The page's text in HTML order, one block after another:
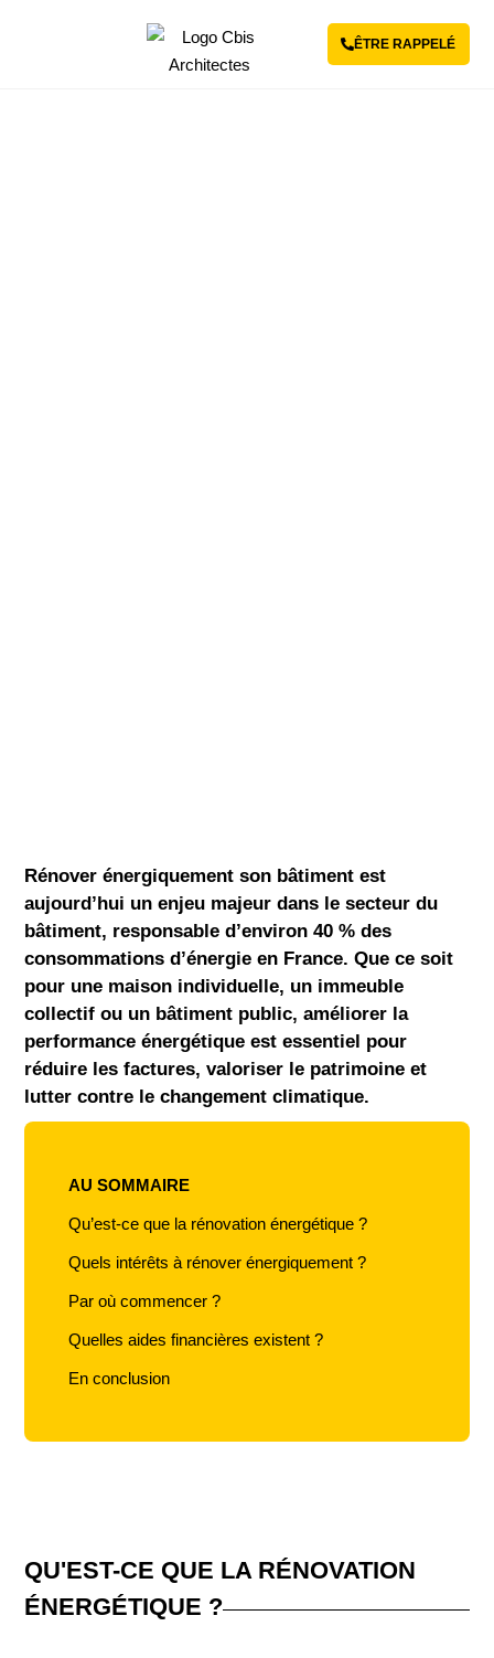
ÊTRE RAPPELÉ
Rénover énergiquement son bâtiment est
aujourd’hui unenjeu majeur dans le secteur du
bâtiment, responsable d’environ40 % des
consommations d’énergie en France. Que ce soit
pour une maison individuelle, un immeuble
collectif ou un bâtiment public, améliorer la
performance énergétique estessentiel pour
réduire les factures, valoriser le patrimoine et
lutter contre le changement climatique.
AU SOMMAIRE
Qu’est-ce que la rénovation énergétique ?
Quels intérêts à rénover énergiquement ?
Par où commencer ?
Quelles aides financières existent ?
En conclusion
QU'EST-CE QUE LA RÉNOVATION
ÉNERGÉTIQUE ?